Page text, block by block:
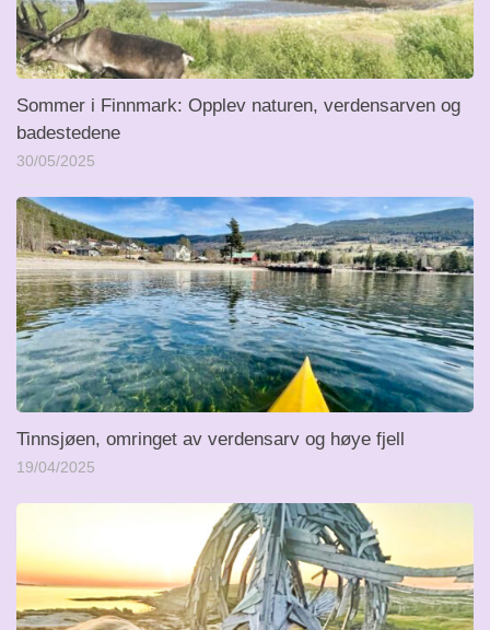
Sommer i Finnmark: Opplev naturen, verdensarven og
badestedene
30/05/2025
Tinnsjøen, omringet av verdensarv og høye fjell
19/04/2025